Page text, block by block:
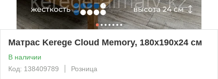
Матрас Kerege Cloud Memory, 180x190x24 см
В наличии
Код: 138409789
Розница